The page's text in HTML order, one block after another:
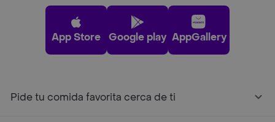
App Store Google play AppGallery
Pide tu comida favorita cerca de ti